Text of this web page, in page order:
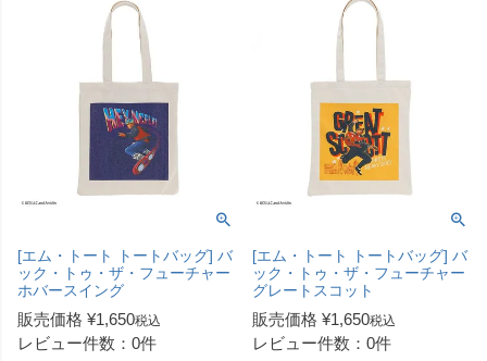
[エム・トート トートバッグ] バ
ック・トゥ・ザ・フューチャー
ホバースイング
販売価格 ¥1,650税込
レビュー件数：0件
[エム・トート トートバッグ] バ
ック・トゥ・ザ・フューチャー
グレートスコット
販売価格 ¥1,650税込
レビュー件数：0件